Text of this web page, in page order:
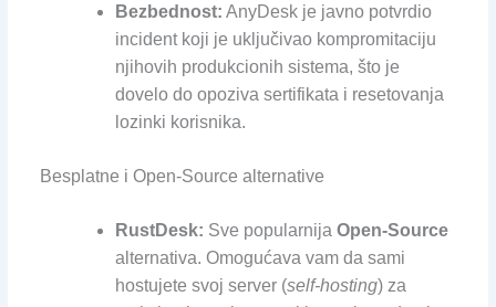
Bezbednost: AnyDesk je javno potvrdio
incident koji je uključivao kompromitaciju
njihovih produkcionih sistema, što je
dovelo do opoziva sertifikata i resetovanja
lozinki korisnika.
Besplatne i Open-Source alternative
RustDesk: Sve popularnija Open-Source
alternativa. Omogućava vam da sami
hostujete svoj server (self-hosting) za